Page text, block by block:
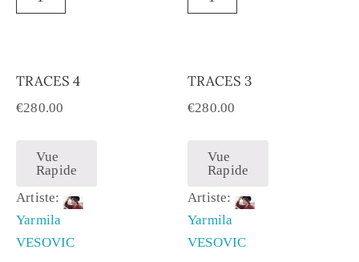
TRACES 4
€280.00
Vue
Rapide
Artiste:
Yarmila
VESOVIC
TRACES 3
€280.00
Vue
Rapide
Artiste:
Yarmila
VESOVIC